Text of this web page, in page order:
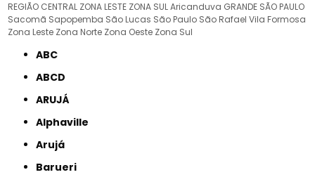
REGIÃO CENTRAL ZONA LESTE ZONA SULAricanduva GRANDE SÃO PAULO
Sacomã Sapopemba São Lucas São Paulo São Rafael Vila Formosa
Zona Leste Zona Norte Zona Oeste Zona Sul
ABC
ABCD
ARUJÁ
Alphaville
Arujá
Barueri